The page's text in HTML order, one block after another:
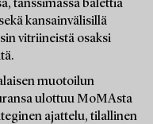
tanssimassa balettia
kansainvälisillä
vitriineistä osaksi
muotoilun
ulottuu MoMAsta
ajattelu, tilallinen